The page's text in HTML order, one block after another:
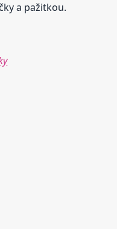
a pažitkou.